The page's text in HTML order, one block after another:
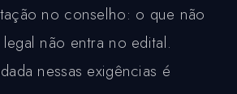
no conselho: o que não
não entra no edital.
nessas exigências é